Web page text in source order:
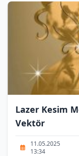
Lazer Kesim
Vektör
11.05.2025
13:34